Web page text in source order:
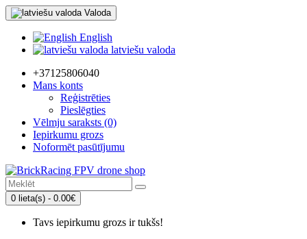
Valoda
English
latviešu valoda
+37125806040
Mans konts
Reģistrēties
Pieslēgties
Vēlmju saraksts (0)
Iepirkumu grozs
Noformēt pasūtījumu
0 lieta(s) - 0.00€
Tavs iepirkumu grozs ir tukšs!